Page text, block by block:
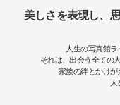
美しさを表現し、
人生の写真館ラ
それは、出会う全ての
家族の絆とかけが
人